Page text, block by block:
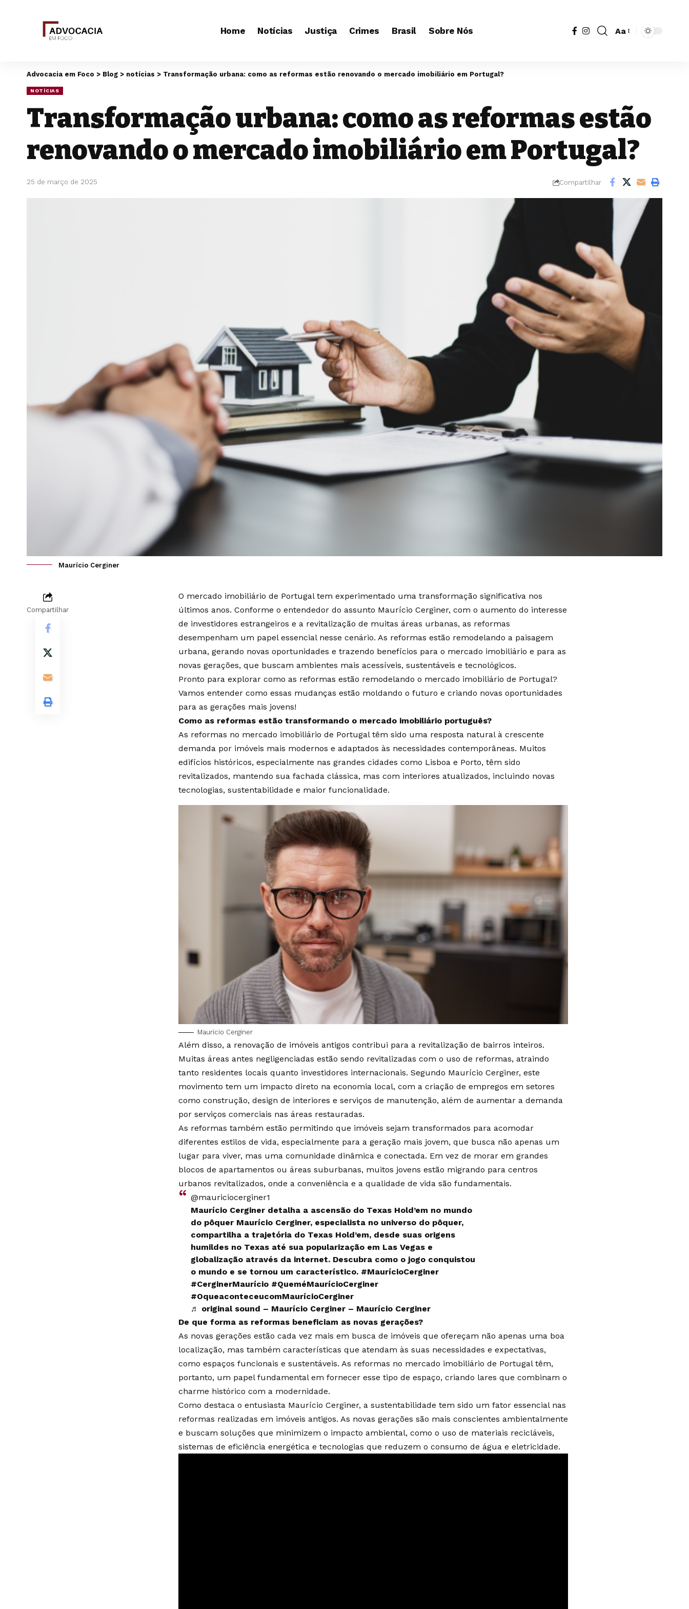
Home Notícias Justiça Crimes Brasil Sobre Nós
Redimensionador
Aa
Advocacia em Foco > Blog > notícias > Transformação urbana: como as reformas estão renovando o mercado imobiliário em Portugal?
NOTÍCIAS
Transformação urbana: como as reformas estão
renovando o mercado imobiliário em Portugal?
25 de março de 2025 Compartilhar
Maurício Cerginer
Compartilhar
O mercado imobiliário de Portugal tem experimentado uma transformação significativa nos
últimos anos. Conforme o entendedor do assunto Maurício Cerginer, com o aumento do interesse
de investidores estrangeiros e a revitalização de muitas áreas urbanas, as reformas
desempenham um papel essencial nesse cenário. As reformas estão remodelando a paisagem
urbana, gerando novas oportunidades e trazendo benefícios para o mercado imobiliário e para as
novas gerações, que buscam ambientes mais acessíveis, sustentáveis e tecnológicos.
Pronto para explorar como as reformas estão remodelando o mercado imobiliário de Portugal?
Vamos entender como essas mudanças estão moldando o futuro e criando novas oportunidades
para as gerações mais jovens!
Como as reformas estão transformando o mercado imobiliário português?
As reformas no mercado imobiliário de Portugal têm sido uma resposta natural à crescente
demanda por imóveis mais modernos e adaptados às necessidades contemporâneas. Muitos
edifícios históricos, especialmente nas grandes cidades como Lisboa e Porto, têm sido
revitalizados, mantendo sua fachada clássica, mas com interiores atualizados, incluindo novas
tecnologias, sustentabilidade e maior funcionalidade.
Maurício Cerginer
Além disso, a renovação de imóveis antigos contribui para a revitalização de bairros inteiros.
Muitas áreas antes negligenciadas estão sendo revitalizadas com o uso de reformas, atraindo
tanto residentes locais quanto investidores internacionais. Segundo Maurício Cerginer, este
movimento tem um impacto direto na economia local, com a criação de empregos em setores
como construção, design de interiores e serviços de manutenção, além de aumentar a demanda
por serviços comerciais nas áreas restauradas.
As reformas também estão permitindo que imóveis sejam transformados para acomodar
diferentes estilos de vida, especialmente para a geração mais jovem, que busca não apenas um
lugar para viver, mas uma comunidade dinâmica e conectada. Em vez de morar em grandes
blocos de apartamentos ou áreas suburbanas, muitos jovens estão migrando para centros
urbanos revitalizados, onde a conveniência e a qualidade de vida são fundamentais.
@mauriciocerginer1
Maurício Cerginer detalha a ascensão do Texas Hold’em no mundo
do pôquer Maurício Cerginer, especialista no universo do pôquer,
compartilha a trajetória do Texas Hold’em, desde suas origens
humildes no Texas até sua popularização em Las Vegas e
globalização através da internet. Descubra como o jogo conquistou
o mundo e se tornou um característico. #MaurícioCerginer
#CerginerMaurício #QueméMaurícioCerginer
#OqueaconteceucomMaurícioCerginer
♬ original sound – Maurício Cerginer – Maurício Cerginer
De que forma as reformas beneficiam as novas gerações?
As novas gerações estão cada vez mais em busca de imóveis que ofereçam não apenas uma boa
localização, mas também características que atendam às suas necessidades e expectativas,
como espaços funcionais e sustentáveis. As reformas no mercado imobiliário de Portugal têm,
portanto, um papel fundamental em fornecer esse tipo de espaço, criando lares que combinam o
charme histórico com a modernidade.
Como destaca o entusiasta Maurício Cerginer, a sustentabilidade tem sido um fator essencial nas
reformas realizadas em imóveis antigos. As novas gerações são mais conscientes ambientalmente
e buscam soluções que minimizem o impacto ambiental, como o uso de materiais recicláveis,
sistemas de eficiência energética e tecnologias que reduzem o consumo de água e eletricidade.